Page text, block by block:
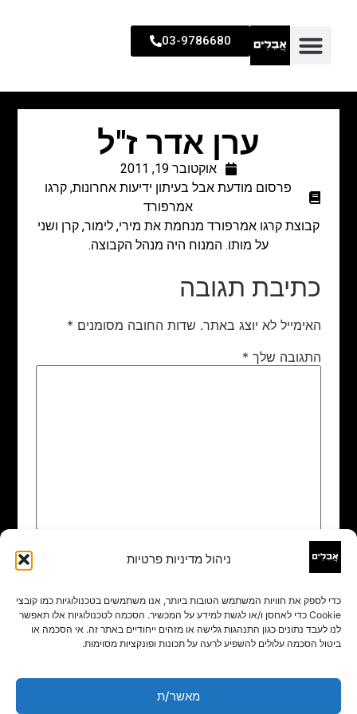
ניהול מדיניות פרטיות
כדי לספק את חוויות המשתמש הטובות ביותר, אנו משתמשים בטכנולוגיות כמו קובצי
Cookie כדי לאחסן ו/או לגשת למידע על המכשיר. הסכמה לטכנולוגיות אלו תאפשר
לנו לעבד נתונים כגון התנהגות גלישה או מזהים ייחודיים באתר זה. אי הסכמה או
ביטול הסכמה עלולים להשפיע לרעה על תכונות ופונקציות מסוימות.
מאשר/ת
03-9786680
ערן אדר ז"ל
אוקטובר 19, 2011
פרסום מודעת אבל בעיתון ידיעות אחרונות, קרגו
אמרפורד
קבוצת קרגו אמרפורד מנחמת את מירי, לימור, קרן ושני
על מותו. המנוח היה מנהל הקבוצה.
כתיבת תגובה
האימייל לא יוצג באתר. שדות החובה מסומנים *
התגובה שלך *
שם
אימייל*